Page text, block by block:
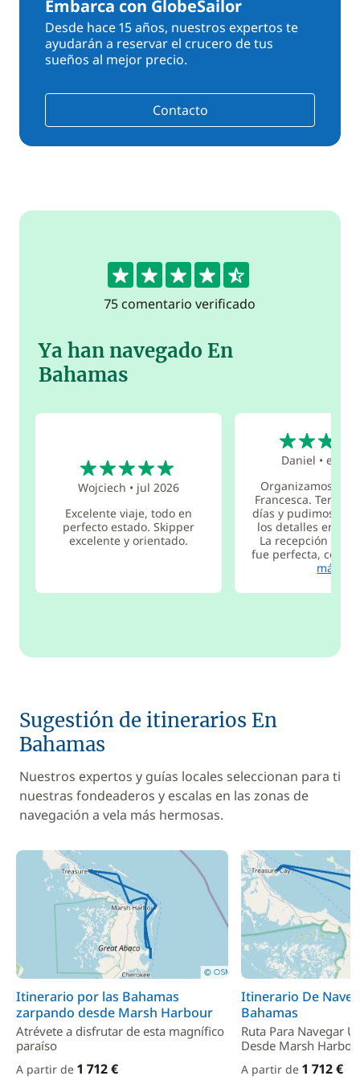
Embarca con GlobeSailor
Desde hace 15 años, nuestros expertos te
ayudarán a reservar el crucero de tus
sueños al mejor precio.
Contacto
4.5
75 comentario verificado
Ya han navegado En
Bahamas
Wojciech • jul 2026
Excelente viaje, todo en
perfecto estado. Skipper
excelente y orientado.
Daniel • ene
Organizamos el
Francesca.
días y pudimos
los detalles en
La recepción en
fue perfecta, con
más
Sugestión de itinerarios En
Bahamas
Nuestros expertos y guías locales seleccionan para ti
nuestras fondeaderos y escalas en las zonas de
navegación a vela más hermosas.
Itinerario por las Bahamas
zarpando desde Marsh Harbour
Atrévete a disfrutar de esta magnífico
paraíso
A partir de 1 712 €
Itinerario De
Bahamas
Ruta Para Navegar
Desde Marsh
A partir de 1 712 €